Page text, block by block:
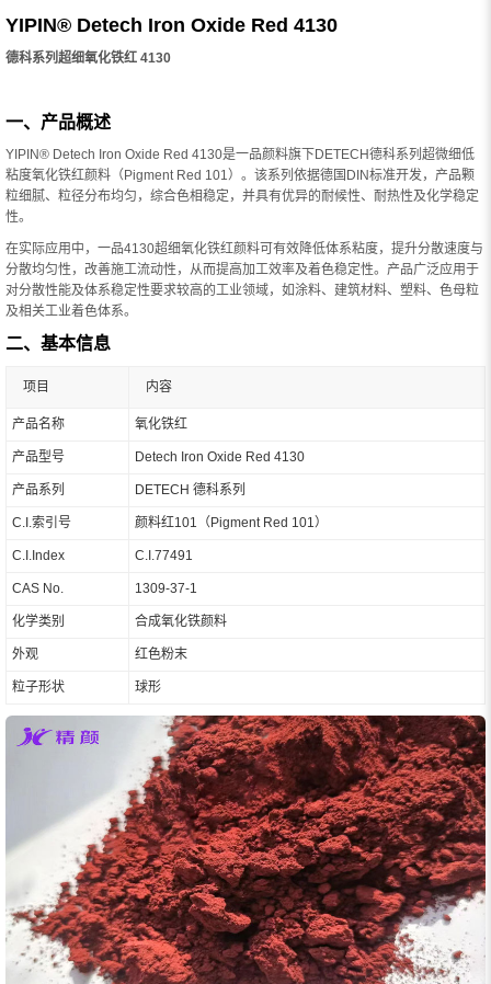
YIPIN® Detech Iron Oxide Red 4130
德科系列超细氧化铁红 4130
一、产品概述
YIPIN® Detech Iron Oxide Red 4130是一品颜料旗下DETECH德科系列超微细低
粘度氧化铁红颜料（Pigment Red 101）。该系列依据德国DIN标准开发，产品颗
粒细腻、粒径分布均匀，综合色相稳定，并具有优异的耐候性、耐热性及化学稳定
性。
在实际应用中，一品4130超细氧化铁红颜料可有效降低体系粘度，提升分散速度与
分散均匀性，改善施工流动性，从而提高加工效率及着色稳定性。产品广泛应用于
对分散性能及体系稳定性要求较高的工业领域，如涂料、建筑材料、塑料、色母粒
及相关工业着色体系。
二、基本信息
项目 内容
产品名称 氧化铁红
产品型号 Detech Iron Oxide Red 4130
产品系列 DETECH 德科系列
C.I.索引号 颜料红101（Pigment Red 101）
C.I.Index C.I.77491
CAS No. 1309-37-1
化学类别 合成氧化铁颜料
外观 红色粉末
粒子形状 球形